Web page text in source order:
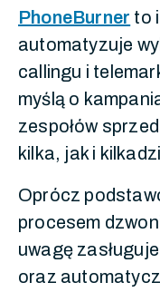
PhoneBurner to
automatyzuje
callingu i
myślą o
zespołów
kilka, jak i
Oprócz
procesem
uwagę
oraz